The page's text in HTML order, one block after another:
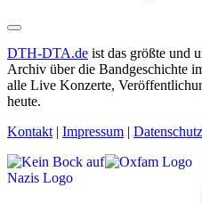
DTH-DTA.de ist das größte und
Archiv über die Bandgeschichte
alle Live Konzerte,
heute.
Kontakt | Impressum |